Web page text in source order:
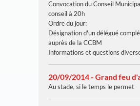
Convocation du Conseil
conseil à 20h
Ordre du jour:
Désignation d'un délégué
auprès de la CCBM
Informations et questions
20/09/2014 - Grand feu
Au stade, si le temps le permet